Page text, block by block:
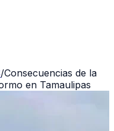
/Consecuencias de la
en Tamaulipas